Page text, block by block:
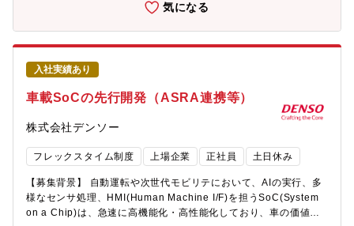
イザ）、映像活用などの技術をPLC・開発環境に搭載する技術の
開発を行っています。■我々は、業界No1の心理的安全性の高い職
場を目指しています。・20代を中心とした若いチームです。・
1on1や面接を通じて、ご自身のWILLの表出を大事にする職場で
す。・ご自身のキャリア形成が可能です（e-learning補助、資格
取得時の報償の制度あり。職場内での勉強会あり）。・業務状況
に応じたメリハリのある働き方、性別に関係なく育児休業が取り
やすい、非常に働きやすい職場です。【本ポジションの魅力】■世
界・日本の製造業をより良くする、に貢献できます・世界や日本
ど）の解決に貢献できます。■技術的挑戦と最先端技術への関与が
できます・仮想化、生成AI、AIエージェント・マルチエージェン
トなど、現在注目されている技術に挑戦できます。・これらの技
術開発を通じて、ご自身のキャリア開発・スキルアップを図るこ
とができます。■キャリアと成長の機会があります・技術志向の若
ットワーク技術を活用し、製造業のお客様の開発生産性向上を通
じて、世界や日本の製造業をより良くしていくことを目指してい
ます。我々と一緒に、「製造業DX」の推進を通じて製造業をより
良くしていきたい、という想いを持った方を、業界・企業問わず
幅広く募集しています（制御機器の開発経験は問いません）。
【具体的な仕事内容に対しての期待する成果】■製造業・社会への
貢献PLCプログラム開発の自動化を進めることで、製造業が直面
する深刻な問題（熟練技術者の高齢化、人財不足、属人化した開
発に起因した低い開発生産性）の解決に貢献できます。■事業への
貢献お客様と一緒に課題解決をすることで、お客様の事業拡大に
貢献し、結果、自社のコントローラ事業拡大に貢献できます。■ご
自身のキャリアの成長・製造業DXの最前線で、社会的意義のある
PLCプログラム開発の自動化に関わることができます・同社での
経験を積むことで、社内外でのテックリーダとして活躍できる可
気になる
入社実績あり
車載SoCの先行開発（ASRA連携等）
株式会社デンソー
フレックスタイム制度 上場企業 正社員 土日休み
【募集背景】 自動運転や次世代モビリテにおいて、AIの実行、多
様なセンサ処理、HMI(Human Machine I/F)を担うSoC(System
on a Chip)は、急速に高機能化・高性能化しており、車の価値を